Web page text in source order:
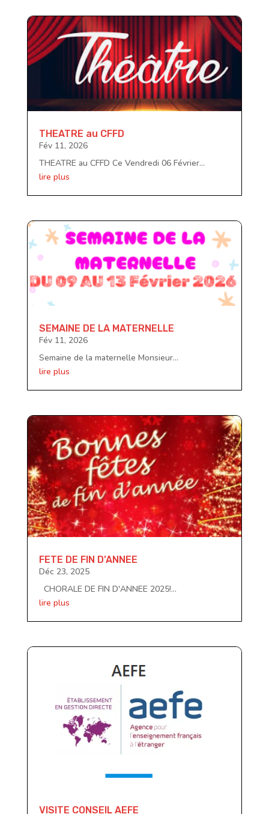
THEATRE au CFFD
Fév 11, 2026
THEATRE au CFFD Ce Vendredi 06 Février...
lire plus
SEMAINE DE LA MATERNELLE
Fév 11, 2026
Semaine de la maternelle Monsieur...
lire plus
FETE DE FIN D’ANNEE
Déc 23, 2025
CHORALE DE FIN D'ANNEE 2025!...
lire plus
VISITE CONSEIL AEFE